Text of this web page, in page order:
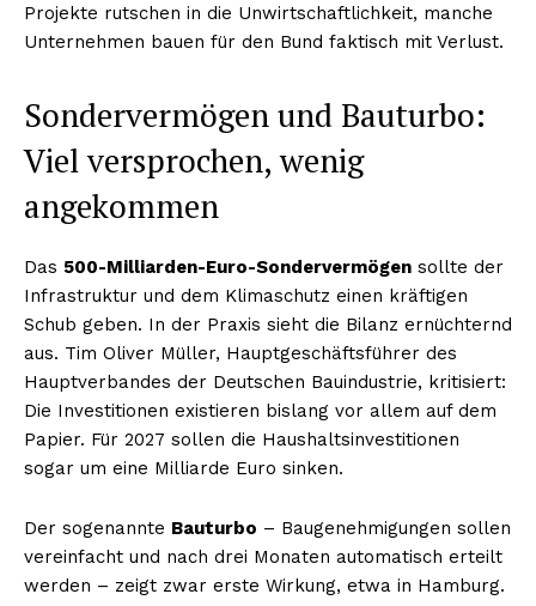
Projekte rutschen in die Unwirtschaftlichkeit, manche
Unternehmen bauen für den Bund faktisch mit Verlust.
Sondervermögen und Bauturbo:
Viel versprochen, wenig
angekommen
Das 500-Milliarden-Euro-Sondervermögen sollte der
Infrastruktur und dem Klimaschutz einen kräftigen
Schub geben. In der Praxis sieht die Bilanz ernüchternd
aus. Tim Oliver Müller, Hauptgeschäftsführer des
Hauptverbandes der Deutschen Bauindustrie, kritisiert:
Die Investitionen existieren bislang vor allem auf dem
Papier. Für 2027 sollen die Haushaltsinvestitionen
sogar um eine Milliarde Euro sinken.
Der sogenannte Bauturbo – Baugenehmigungen sollen
vereinfacht und nach drei Monaten automatisch erteilt
werden – zeigt zwar erste Wirkung, etwa in Hamburg.